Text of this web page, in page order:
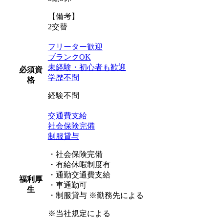
【備考】
2交替
必須資
格
フリーター歓迎
ブランクOK
未経験・初心者も歓迎
学歴不問
経験不問
福利厚
生
交通費支給
社会保険完備
制服貸与
・社会保険完備
・有給休暇制度有
・通勤交通費支給
・車通勤可
・制服貸与 ※勤務先による
※当社規定による